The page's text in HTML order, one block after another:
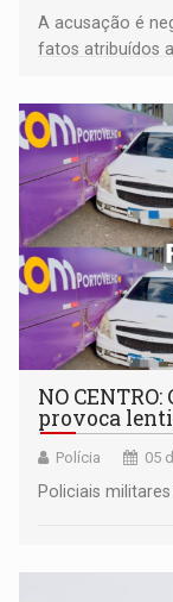
A acusação é
fatos atribuídos
NO
provoca
Polícia 05
Policiais